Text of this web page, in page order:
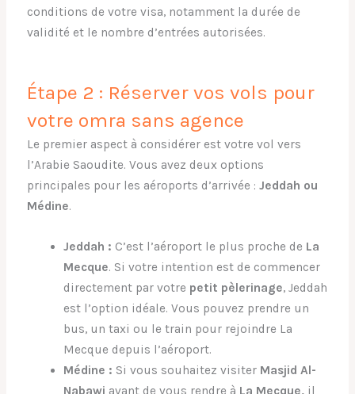
conditions de votre visa, notamment la durée de
validité et le nombre d’entrées autorisées.
Étape 2 : Réserver vos vols pour
votre omra sans agence
Le premier aspect à considérer est votre vol vers
l’Arabie Saoudite. Vous avez deux options
principales pour les aéroports d’arrivée : Jeddah ou
Médine.
Jeddah : C’est l’aéroport le plus proche de La
Mecque. Si votre intention est de commencer
directement par votre petit pèlerinage, Jeddah
est l’option idéale. Vous pouvez prendre un
bus, un taxi ou le train pour rejoindre La
Mecque depuis l’aéroport.
Médine : Si vous souhaitez visiter Masjid Al-
Nabawi avant de vous rendre à La Mecque, il